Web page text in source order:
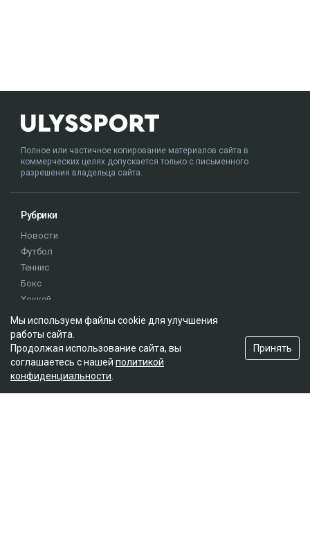
Полное или частичное копирование материалов сайта в
коммерческих целях допускается только с письменного
разрешения владельца сайта.
Рубрики
Новости
Футбол
Теннис
Бокс
Хоккей
Истории
Олимпиада
Мы используем файлы cookie для улучшения
работы сайта.
Продолжая использование сайта, вы
соглашаетесь с нашей политикой
конфиденциальности
Принять